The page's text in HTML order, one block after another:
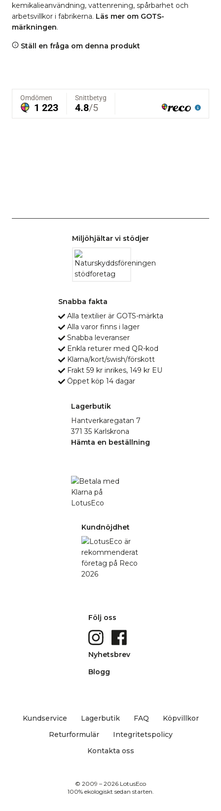
kemikalieanvändning, vattenrening, spårbarhet och
arbetsvillkor i fabrikerna. Läs mer om GOTS-
märkningen.
Ställ en fråga om denna produkt
Miljöhjältar vi stödjer
Snabba fakta
Alla textilier är GOTS-märkta
Alla varor finns i lager
Snabba leveranser
Enkla returer med QR-kod
Klarna/kort/swish/förskott
Frakt 59 kr inrikes, 149 kr EU
Öppet köp 14 dagar
Lagerbutik
Hantverkaregatan 7
371 35 Karlskrona
Hämta en beställning
Kundnöjdhet
Följ oss
Nyhetsbrev
Blogg
Kundservice Lagerbutik FAQ
Köpvillkor
Returformulär
Integritetspolicy
Kontakta oss
© 2009 – 2026 LotusEco
100% ekologiskt sedan starten.